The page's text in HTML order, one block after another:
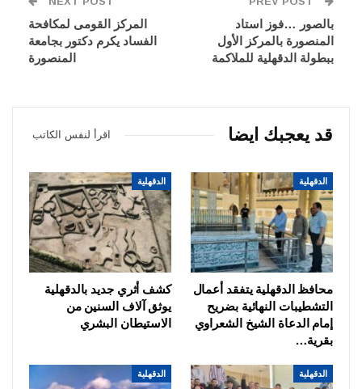
بالصور …فوز استاد
المنصورة بالمركز الأول
ببطولة الدقهلية للملاكمة
المركز القومى لمكافحة
الفساد يكرم دكتور بجامعة
المنصورة
قد يعجبك ايضا اقرأ لنفس الكاتب
الدقهلية
محافظ الدقهلية يتفقد أعمال
التشطيبات النهائية بضريح
إمام الدعاة الشيخ الشعراوي
بقرية…
الدقهلية
كشف أثري جديد بالدقهلية
يوثق آلاف السنين من
الاستيطان البشري
الدقهلية الدقهلية